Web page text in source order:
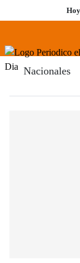
al
Menú
Nacionales